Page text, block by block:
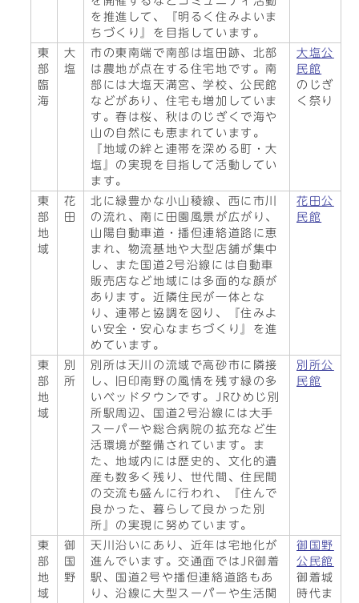
を推進して、『明るく住みよいま
ちづくり』を目指しています。
東
部
臨
海
大
塩
市の東南端で南部は塩田跡、北部
は農地が点在する住宅地です。南
部には大塩天満宮、学校、公民館
などがあり、住宅も増加していま
す。春は桜、秋はのじぎくで海や
山の自然にも恵まれています。
『地域の絆と連帯を深める町・大
塩』の実現を目指して活動してい
ます。
大塩公
民館
のじぎ
く祭り
東
部
地
域
花
田
北に緑豊かな小山稜線、西に市川
の流れ、南に田園風景が広がり、
山陽自動車道・播但連絡道路に恵
まれ、物流基地や大型店舗が集中
し、また国道2号沿線には自動車
販売店など地域には多面的な顔が
あります。近隣住民が一体とな
り、連帯と協調を図り、『住みよ
い安全・安心なまちづくり』を進
めています。
花田公
民館
東
部
地
域
別
所
別所は天川の流域で高砂市に隣接
し、旧印南野の風情を残す緑の多
いベッドタウンです。JRひめじ別
所駅周辺、国道2号沿線には大手
スーパーや総合病院の拡充など生
活環境が整備されています。ま
た、地域内には歴史的、文化的遺
産も数多く残り、世代間、住民間
の交流も盛んに行われ、『住んで
良かった、暮らして良かった別
所』の実現に努めています。
別所公
民館
東
部
地
域
御
国
野
天川沿いにあり、近年は宅地化が
進んでいます。交通面ではJR御着
駅、国道2号や播但連絡道路もあ
り、沿線に大型スーパーや生活関
御国野
公民館
御着城
時代ま